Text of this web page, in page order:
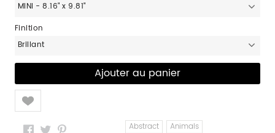
MINI - 8.16" x 9.81"
Finition
Brillant
Like
Abstract Animals